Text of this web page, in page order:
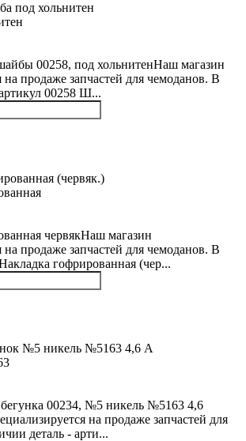
00258, под хольнитенНаш магазин
на продаже запчастей для чемоданов. В
00258 Ш...
червякНаш магазин
на продаже запчастей для чемоданов. В
гофрированная (чер...
00234, №5 никель №5163 4,6
на продаже запчастей для
деталь - арти...